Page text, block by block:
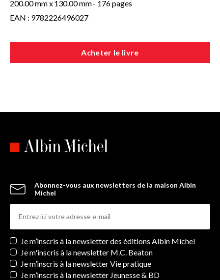
200.00 mm x130.00 mm- 176 pages
EAN : 9782226496027
Acheter le livre
Abonnez-vous aux newsletters de la maison Albin
Michel
Newsletters
Je m’inscris à la newsletter des éditions Albin Michel
Je m'inscris à la newsletter M.C. Beaton
Je m’inscris à la newsletter Vie pratique
Je m’inscris à la newsletter Jeunesse & BD